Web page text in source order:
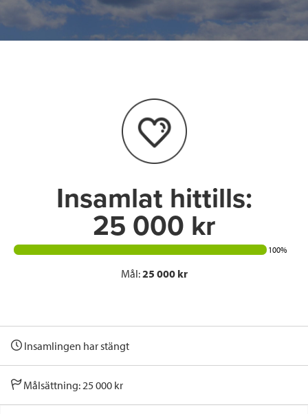
e
I
n
Insamlat hittills:
25 000 kr
100%
Mål:25 000 kr
Insamlingen har stängt
Målsättning: 25 000 kr